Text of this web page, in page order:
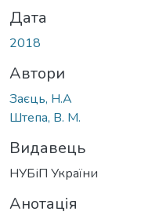
Дата
2018
Автори
Заєць, Н.А
Штепа, В. М.
Видавець
НУБіП України
Анотація